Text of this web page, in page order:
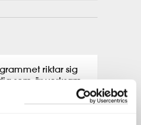
riktar sig
som är verksam